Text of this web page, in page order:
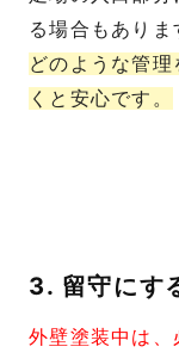
る場合もありま
どのような管
くと安心です。
3. 留守にす
外壁塗装中は